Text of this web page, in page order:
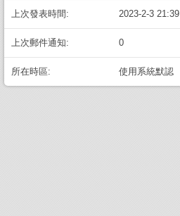
上次發表時間: 2023-2-3 21:39
上次郵件通知: 0
所在時區: 使用系統默認